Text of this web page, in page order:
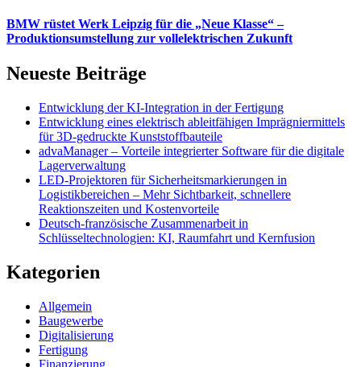
BMW rüstet Werk Leipzig für die „Neue Klasse“ –
Produktionsumstellung zur vollelektrischen Zukunft
Neueste Beiträge
Entwicklung der KI-Integration in der Fertigung
Entwicklung eines elektrisch ableitfähigen Imprägniermittels
für 3D-gedruckte Kunststoffbauteile
advaManager – Vorteile integrierter Software für die digitale
Lagerverwaltung
LED-Projektoren für Sicherheitsmarkierungen in
Logistikbereichen – Mehr Sichtbarkeit, schnellere
Reaktionszeiten und Kostenvorteile
Deutsch-französische Zusammenarbeit in
Schlüsseltechnologien: KI, Raumfahrt und Kernfusion
Kategorien
Allgemein
Baugewerbe
Digitalisierung
Fertigung
Finanzierung